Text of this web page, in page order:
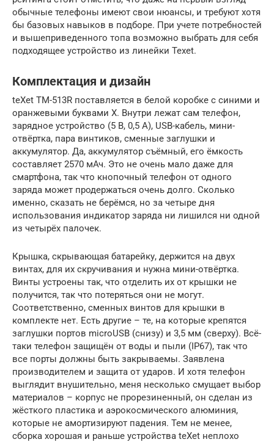
обычные телефоны имеют свои нюансы, и требуют хотя
бы базовых навыков в подборе. При учете потребностей
и вышеприведенного топа возможно выбрать для себя
подходящее устройство из линейки Texet.
Комплектация и дизайн
teXet TM-513R поставляется в белой коробке с синими и
оранжевыми буквами X. Внутри лежат сам телефон,
зарядное устройство (5 В, 0,5 А), USB-кабель, мини-
отвёртка, пара винтиков, сменные заглушки и
аккумулятор. Да, аккумулятор съёмный, его ёмкость
составляет 2570 мАч. Это не очень мало даже для
смартфона, так что кнопочный телефон от одного
заряда может продержаться очень долго. Сколько
именно, сказать не берёмся, но за четыре дня
использования индикатор заряда ни лишился ни одной
из четырёх палочек.
Крышка, скрывающая батарейку, держится на двух
винтах, для их скручивания и нужна мини-отвёртка.
Винты устроены так, что отделить их от крышки не
получится, так что потеряться они не могут.
Соответственно, сменных винтов для крышки в
комплекте нет. Есть другие – те, на которые крепятся
заглушки портов microUSB (снизу) и 3,5 мм (сверху). Всё-
таки телефон защищён от воды и пыли (IP67), так что
все порты должны быть закрываемы. Заявлена
производителем и защита от ударов. И хотя телефон
выглядит внушительно, меня несколько смущает выбор
материалов – корпус не прорезиненный, он сделан из
жёсткого пластика и аэрокосмического алюминия,
которые не амортизируют падения. Тем не менее,
сборка хорошая и раньше устройства teXet неплохо